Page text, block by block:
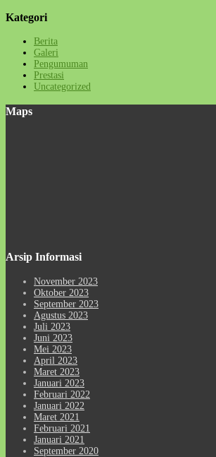
Kategori
Berita
Galeri
Pengumuman
Prestasi
Uncategorized
Maps
Arsip Informasi
November 2023
Oktober 2023
September 2023
Agustus 2023
Juli 2023
Juni 2023
Mei 2023
April 2023
Maret 2023
Januari 2023
Februari 2022
Januari 2022
Maret 2021
Februari 2021
Januari 2021
September 2020